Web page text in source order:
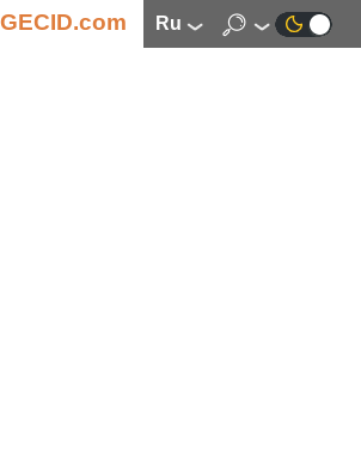
GECID.com ru